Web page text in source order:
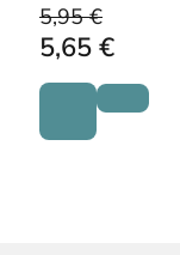
5,95 €
5,65 €